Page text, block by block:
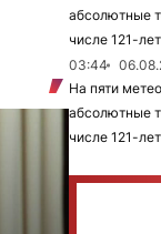
абсолютные
числе 121-
03:44
На пяти
абсолютные
числе 121-